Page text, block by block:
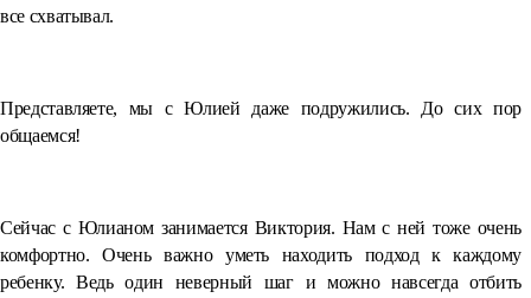
все схватывал.
Представляете, мы с Юлией даже подружились. До сих пор
общаемся!
Сейчас с Юлианом занимается Виктория. Нам с ней тоже очень
комфортно. Очень важно уметь находить подход к каждому
ребенку. Ведь один неверный шаг и можно навсегда отбить